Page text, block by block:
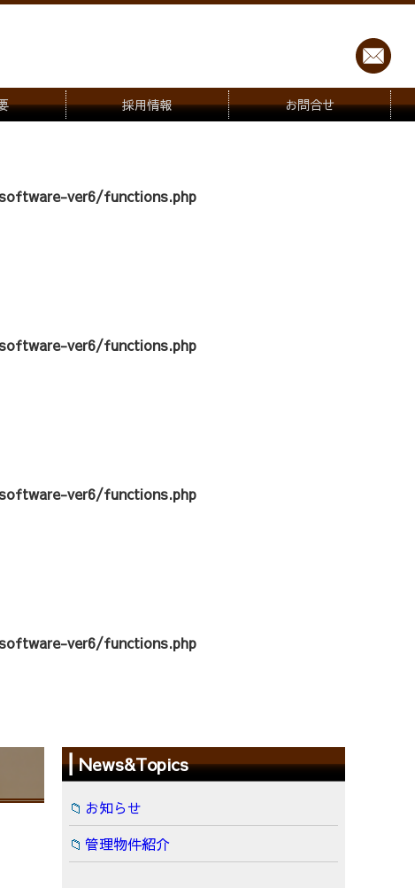
採用情報 お問合せ
ver6/functions.php
ver6/functions.php
ver6/functions.php
ver6/functions.php
News&Topics
お知らせ
管理物件紹介